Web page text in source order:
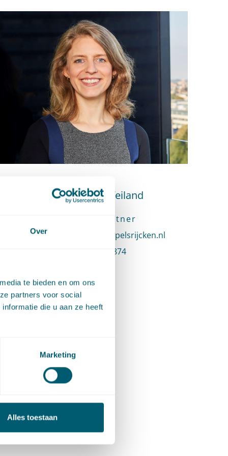
Over
te bieden en om ons
partners voor social
die u aan ze heeft
Marketing
Alles toestaan
Marte van Graafeiland
Advocaat • partner
Stuur een e-mail naar Marte van Graafeiland
marte.vangraafeiland@pelsrijcken.nl
Bel naar Marte van Graafeiland
+31 70 515 3874